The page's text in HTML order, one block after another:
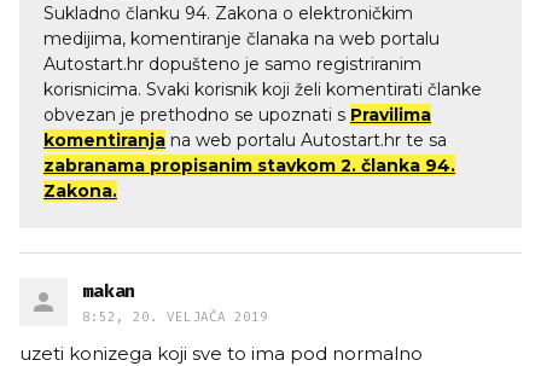
Sukladno članku 94. Zakona o elektroničkim
medijima, komentiranje članaka na web portalu
Autostart.hr dopušteno je samo registriranim
korisnicima. Svaki korisnik koji želi komentirati članke
obvezan je prethodno se upoznati s Pravilima
komentiranja na web portalu Autostart.hr te sa
zabranama propisanim stavkom 2. članka 94.
Zakona.
makan
8:52, 20. VELJAČA 2019
uzeti konizega koji sve to ima pod normalno